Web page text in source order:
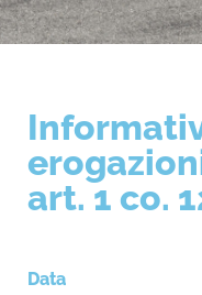
art. 1 co.
Data